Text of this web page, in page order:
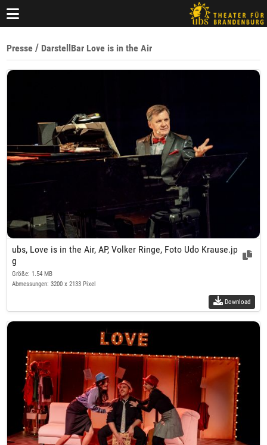
Presse / DarstellBar Love is in the Air
ubs, Love is in the Air, AP, Volker Ringe, Foto Udo Krause.jp
g
Größe: 1.54 MB
Abmessungen: 3200 x 2133 Pixel
Download